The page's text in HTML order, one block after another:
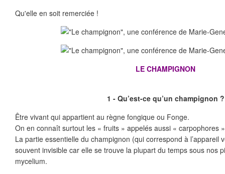
Qu'elle en soit remerciée !
LE CHAMPIGNON
1 - Qu’est-ce qu’un champignon ?
Être vivant qui appartient au règne fongique ou Fonge.
On en connaît surtout les « fruits » appelés aussi « carpophores
La partie essentielle du champignon (qui correspond à l’appareil
souvent invisible car elle se trouve la plupart du temps sous nos
mycelium.